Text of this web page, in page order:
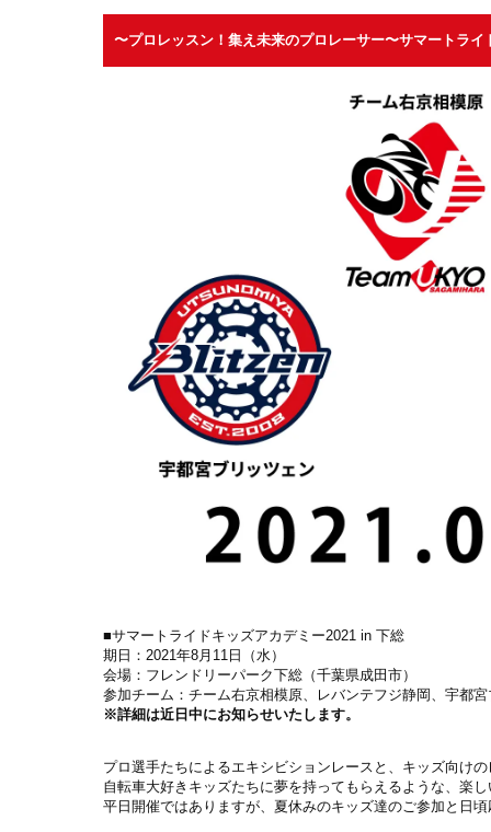
〜プロレッスン！集え未来のプロレーサー〜サマートラ
■サマートライドキッズアカデミー2021 in 下総
期日：2021年8月11日（水）
会場：フレンドリーパーク下総（千葉県成田市）
参加チーム：チーム右京相模原、レバンテフジ静岡、宇都
※詳細は近日中にお知らせいたします。
プロ選手たちによるエキシビションレースと、キッズ向け
自転車大好きキッズたちに夢を持ってもらえるような、楽し
平日開催ではありますが、夏休みのキッズ達のご参加と日